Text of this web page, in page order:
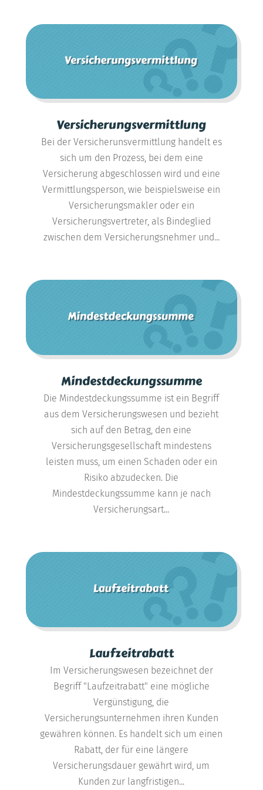
Versicherungsvermittlung
Bei der Versicherunsvermittlung handelt es
sich um den Prozess, bei dem eine
Versicherung abgeschlossen wird und eine
Vermittlungsperson, wie beispielsweise ein
Versicherungsmakler oder ein
Versicherungsvertreter, als Bindeglied
zwischen dem Versicherungsnehmer und...
Mindestdeckungssumme
Die Mindestdeckungssumme ist ein Begriff
aus dem Versicherungswesen und bezieht
sich auf den Betrag, den eine
Versicherungsgesellschaft mindestens
leisten muss, um einen Schaden oder ein
Risiko abzudecken. Die
Mindestdeckungssumme kann je nach
Versicherungsart...
Laufzeitrabatt
Im Versicherungswesen bezeichnet der
Begriff "Laufzeitrabatt" eine mögliche
Vergünstigung, die
Versicherungsunternehmen ihren Kunden
gewähren können. Es handelt sich um einen
Rabatt, der für eine längere
Versicherungsdauer gewährt wird, um
Kunden zur langfristigen...